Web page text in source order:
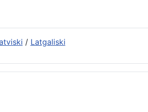
/ Latgaliski